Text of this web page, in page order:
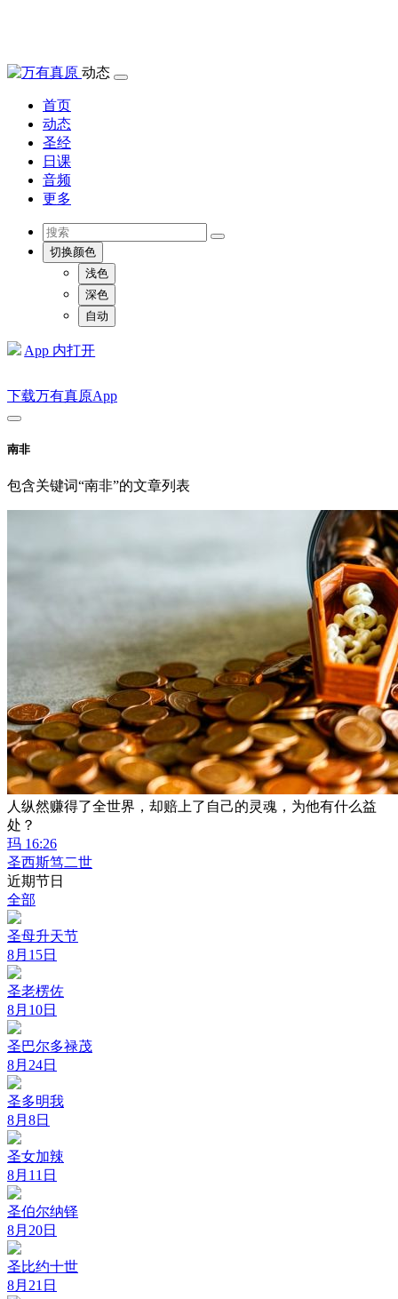
动态
首页
动态
圣经
日课
音频
更多
切换颜色
浅色
深色
自动
App 内打开
下载万有真原App
南非
包含关键词“南非”的文章列表
人纵然赚得了全世界，却赔上了自己的灵魂，为他有什么益
处？
玛 16:26
圣西斯笃二世
近期节日
全部
圣母升天节
8月15日
圣老楞佐
8月10日
圣巴尔多禄茂
8月24日
圣多明我
8月8日
圣女加辣
8月11日
圣伯尔纳铎
8月20日
圣比约十世
8月21日